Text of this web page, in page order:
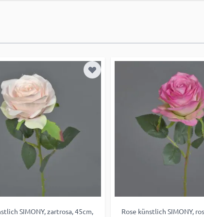
Zur Wunschliste hinzufügen
SIMONY, zartrosa, 45cm,
Rose künstlich SIMONY,